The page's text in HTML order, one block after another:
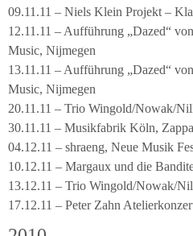
09.11.11 – Niels Klein Projekt –
12.11.11 – Aufführung „Dazed“
Music, Nijmegen
13.11.11 – Aufführung „Dazed“
Music, Nijmegen
20.11.11 – Trio Wingold/Nowak/
30.11.11 – Musikfabrik Köln,
04.12.11 – shraeng, Neue Musik
10.12.11 – Margaux und die
13.12.11 – Trio Wingold/Nowak/
17.12.11 – Peter Zahn